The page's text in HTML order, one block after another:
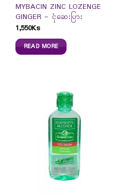
MYBACIN ZINC LOZENGE
GINGER – ငုံဆေးပြား
1,550Ks
READ MORE